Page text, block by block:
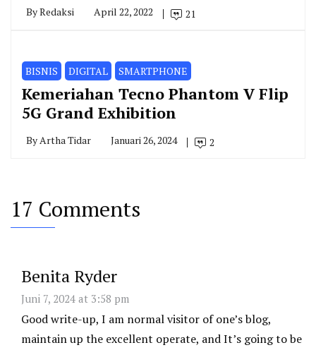
ByRedaksi April 22, 2022 21
BISNIS DIGITAL SMARTPHONE
Kemeriahan Tecno Phantom V Flip
5G Grand Exhibition
ByArtha Tidar Januari 26, 2024 2
17 Comments
Benita Ryder
Juni 7, 2024 at 3:58 pm
Good write-up, I am normal visitor of one’s blog,
maintain up the excellent operate, and It’s going to be